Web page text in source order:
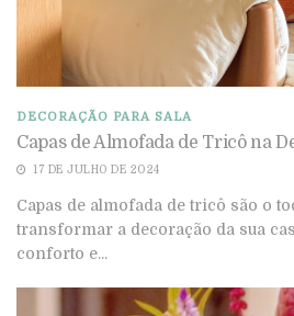
DECORAÇÃO PARA SALA
Capas de Almofada de Tricô na
17 DE JULHO DE 2024
Capas de almofada de tricô são o
transformar a decoração da sua
conforto e...